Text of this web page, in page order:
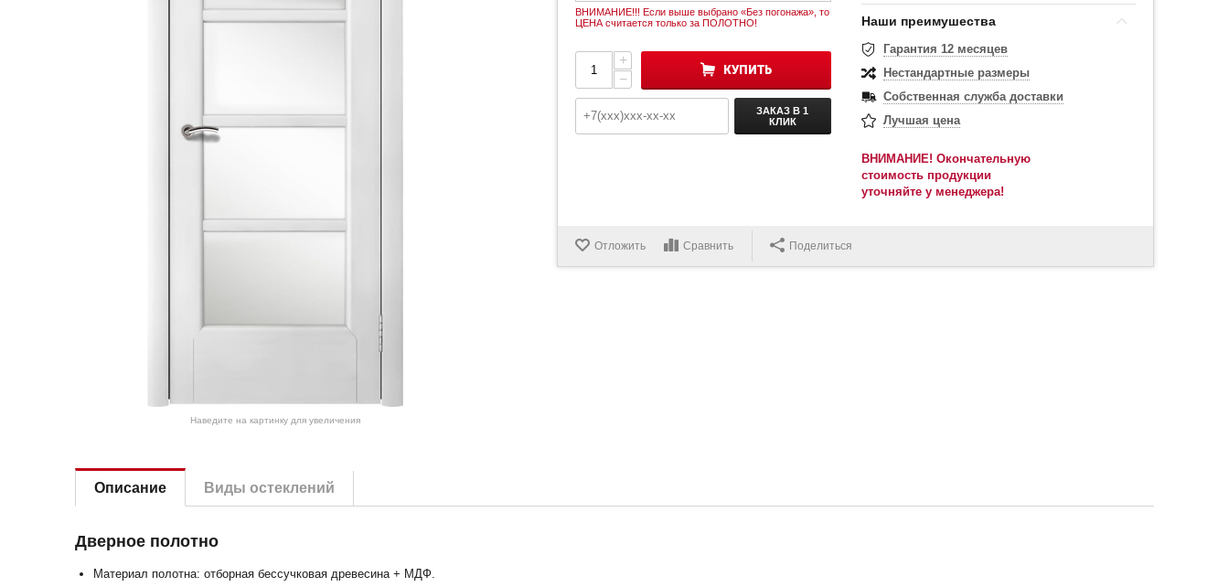
Наведите на картинку для увеличения
ВНИМАНИЕ!!! Если выше выбрано «Без погонажа», то
ЦЕНА считается только за ПОЛОТНО!
+
−
КУПИТЬ
ЗАКАЗ В 1
КЛИК
Наши преимушества
Гарантия 12 месяцев
Нестандартные размеры
Собственная служба доставки
Лучшая цена
ВНИМАНИЕ! Окончательную
стоимость продукции
уточняйте у менеджера!
Отложить Сравнить Поделиться
Описание Виды остеклений
Дверное полотно
Материал полотна: отборная бессучковая древесина + МДФ.